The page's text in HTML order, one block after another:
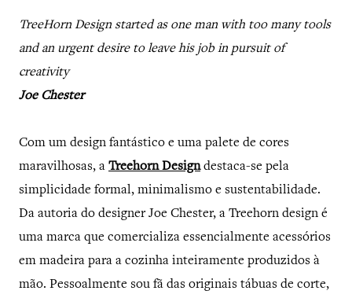
TreeHorn Design started as one man with too many tools
and an urgent desire to leave his job in pursuit of
creativity
Joe Chester
Com um design fantástico e uma palete de cores
maravilhosas, a Treehorn Designdestaca-se pela
simplicidade formal, minimalismo e sustentabilidade.
Da autoria do designer Joe Chester, a Treehorn design é
uma marca que comercializa essencialmente acessórios
em madeira para a cozinha inteiramente produzidos à
mão. Pessoalmente sou fã das originais tábuas de corte,